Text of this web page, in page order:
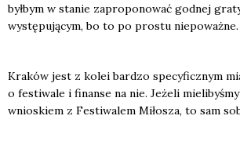
był­bym w sta­nie zapro­po­no­wać god­nej
wystę­pu­ją­cym, bo to po pro­stu nie­po­waż­ne.
Kra­ków jest z kolei bar­dzo spe­cy­ficz­nym
o festi­wa­le i finan­se na nie. Jeże­li
wnio­skiem z Festi­wa­lem Miło­sza, to sam